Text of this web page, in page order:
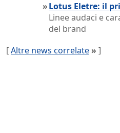
»Lotus Eletre: il
Linee audaci e
del brand
[Altre news correlate » ]